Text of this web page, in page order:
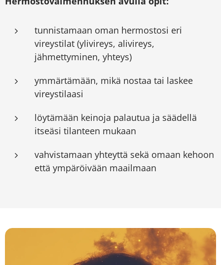
tunnistamaan oman hermostosi eri
vireystilat (ylivireys, alivireys,
jähmettyminen, yhteys)
ymmärtämään, mikä nostaa tai laskee
vireystilaasi
löytämään keinoja palautua ja säädellä
itseäsi tilanteen mukaan
vahvistamaan yhteyttä sekä omaan kehoon
että ympäröivään maailmaan